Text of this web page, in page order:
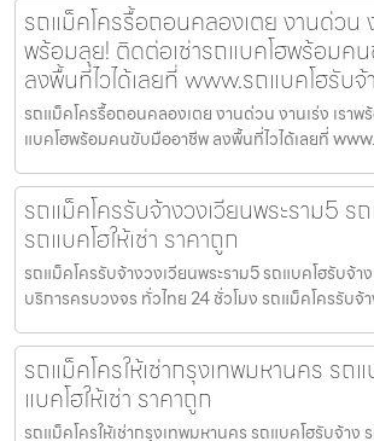
รถแม็คโครรื้อถอนคลองเตย งานด่วน ง
พร้อมลุย! ติดต่อเช่ารถแบคโฮพร้อมค
ลงพื้นที่ไวได้เลยที่ www.รถแบคโฮรับ
รถแม็คโครรื้อถอนคลองเตย งานด่วน งานเร่ง เราพ
แบคโฮพร้อมคนขับมืออาชีพ ลงพื้นที่ไวได้เลยที่
รถแม็คโครรับจ้างวงเวียนพระราม5 ร
รถแบคโฮให้เช่า ราคาถูก
รถแม็คโครรับจ้างวงเวียนพระราม5 รถแบคโฮรับจ้าง
บริการครบวงจร ทั่วไทย 24 ชั่วโมง รถแม็คโครรับจ้
รถแม็คโครให้เช่ากรุงเทพมหานคร รถ
แบคโฮให้เช่า ราคาถูก
รถแม็คโครให้เช่ากรุงเทพมหานคร รถแบคโฮรับจ้าง